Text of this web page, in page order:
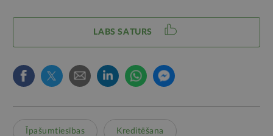
LABS SATURS
Īpašumtiesības Kreditēšana